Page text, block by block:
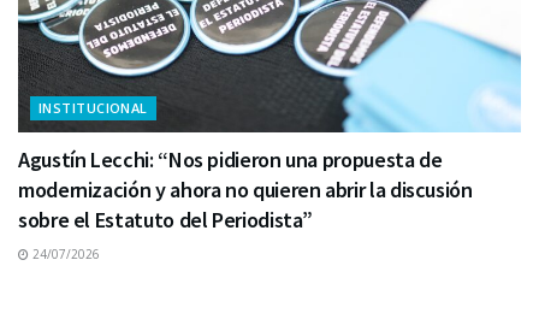
INSTITUCIONAL
Agustín Lecchi: “Nos pidieron una propuesta de
modernización y ahora no quieren abrir la discusión
sobre el Estatuto del Periodista”
24/07/2026